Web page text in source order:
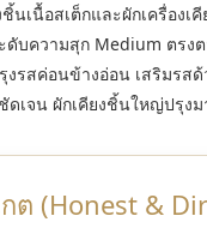
เนื้อสเต็กและผักเครื่องเคี
ดับความสุก Medium ตรง
รสค่อนข้างอ่อน เสริมรส
ดเจน ผักเคียงชิ้นใหญ่ปรุง
ต (Honest &